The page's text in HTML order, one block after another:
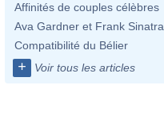
Affinités de couples célèbres
Ava Gardner et Frank Sinatra
Compatibilité du Bélier
+ Voir tous les articles